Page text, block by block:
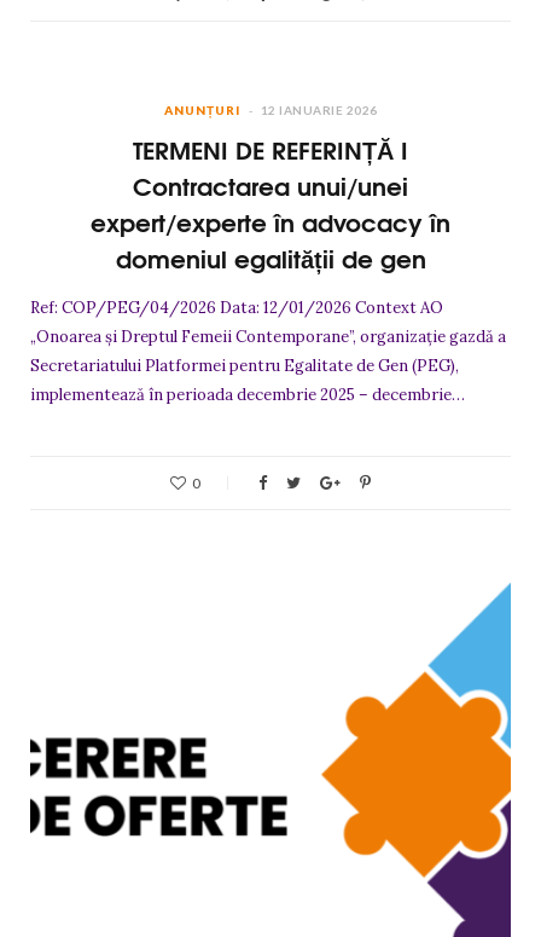
ANUNȚURI 12 IANUARIE 2026
TERMENI DE REFERINȚĂ I
Contractarea unui/unei
expert/experte în advocacy în
domeniul egalității de gen
Ref: COP/PEG/04/2026 Data: 12/01/2026 Context AO
„Onoarea și Dreptul Femeii Contemporane”, organizație gazdă a
Secretariatului Platformei pentru Egalitate de Gen (PEG),
implementează în perioada decembrie 2025 – decembrie…
0